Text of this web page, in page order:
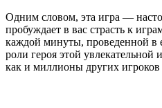
Одним словом, эта игра —
пробуждает в вас страсть к
каждой минуты, проведенной в
роли героя этой
как и миллионы других